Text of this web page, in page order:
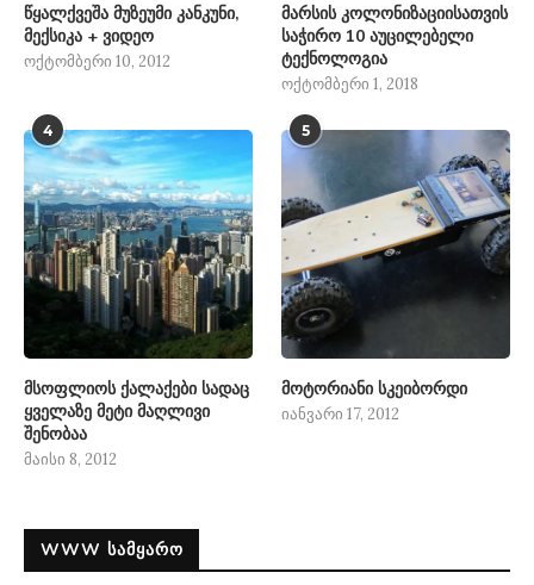
წყალქვეშა მუზეუმი კანკუნი,
მექსიკა + ვიდეო
ოქტომბერი 10, 2012
მარსის კოლონიზაციისათვის
საჭირო 10 აუცილებელი
ტექნოლოგია
ოქტომბერი 1, 2018
4
მსოფლიოს ქალაქები სადაც
ყველაზე მეტი მაღლივი
შენობაა
მაისი 8, 2012
5
მოტორიანი სკეიბორდი
იანვარი 17, 2012
WWW ᲡᲐᲛᲧᲐᲠᲝ